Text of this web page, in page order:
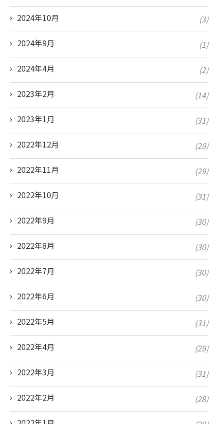
2024年10月 (3)
2024年9月 (1)
2024年4月 (2)
2023年2月 (14)
2023年1月 (31)
2022年12月 (29)
2022年11月 (29)
2022年10月 (31)
2022年9月 (30)
2022年8月 (30)
2022年7月 (30)
2022年6月 (30)
2022年5月 (31)
2022年4月 (29)
2022年3月 (31)
2022年2月 (28)